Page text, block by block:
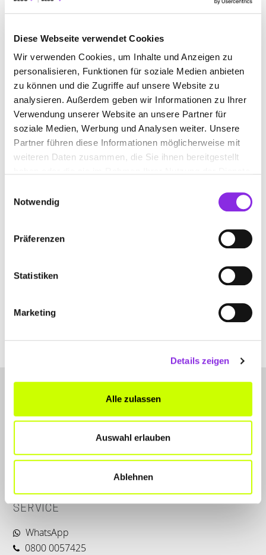
Diese Webseite verwendet Cookies
Wir verwenden Cookies, um Inhalte und Anzeigen zu
personalisieren, Funktionen für soziale Medien anbieten
zu können und die Zugriffe auf unsere Website zu
analysieren. Außerdem geben wir Informationen zu Ihrer
Verwendung unserer Website an unsere Partner für
soziale Medien, Werbung und Analysen weiter. Unsere
Partner führen diese Informationen möglicherweise mit
weiteren Daten zusammen, die Sie ihnen bereitgestellt
Notwendig
Präferenzen
Statistiken
Marketing
Details zeigen
Alle zulassen
Auswahl erlauben
Ablehnen
COMPUTERREPARATURDIENST
Suchen nach
Finden
RALF VÖLZKE IT-DIENSTLEISTUNGEN
www.voelzke.de
LET'S CONNECT
SERVICE
WhatsApp
0800 0057425